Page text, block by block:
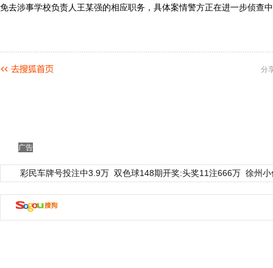
免去涉事学校负责人王某强的相应职务，具体案情警方正在进一步侦查
分
广告
彩民车牌号投注中3.9万 双色球148期开奖:头奖11注666万 徐州